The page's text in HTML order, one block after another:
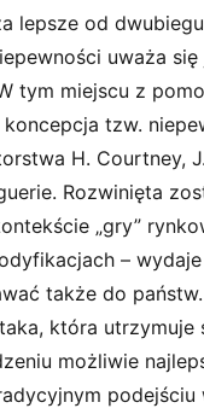
lepsze od
uważa się
tym miejscu z
tzw.
H. Courtney,
Rozwinięta
„gry”
–
także do
która utrzymuje
możliwie
podejściu